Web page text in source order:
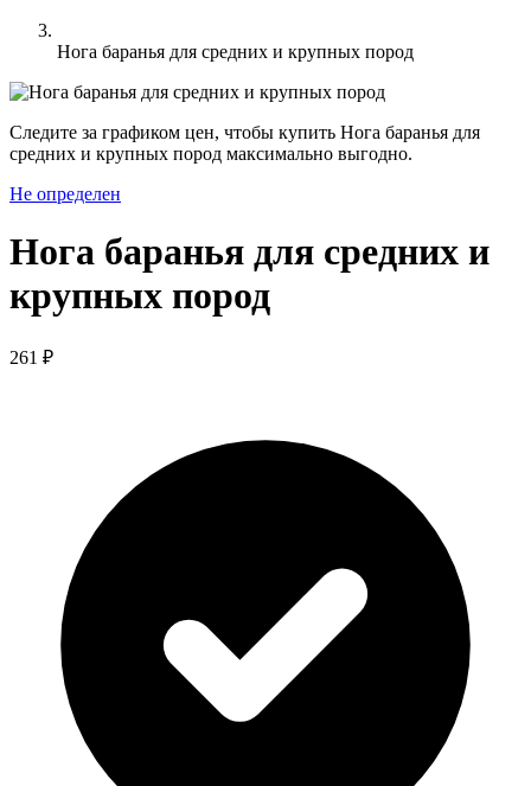
Нога баранья для средних и крупных пород
Следите за графиком цен, чтобы купить Нога баранья для
средних и крупных пород максимально выгодно.
Не определен
Нога баранья для средних и
крупных пород
261 ₽